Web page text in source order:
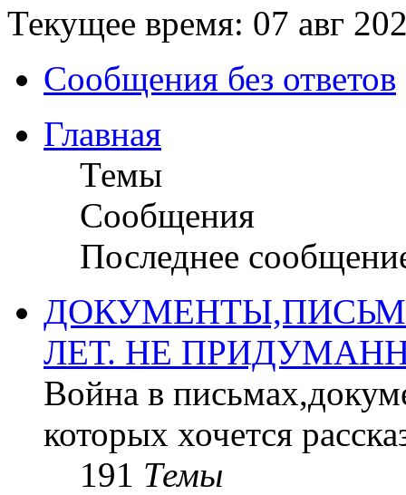
Текущее время: 07 авг
Сообщения без ответов
Главная
Темы
Сообщения
Последнее
ЛЕТ. НЕ
Война в
которых хочется
191 Темы